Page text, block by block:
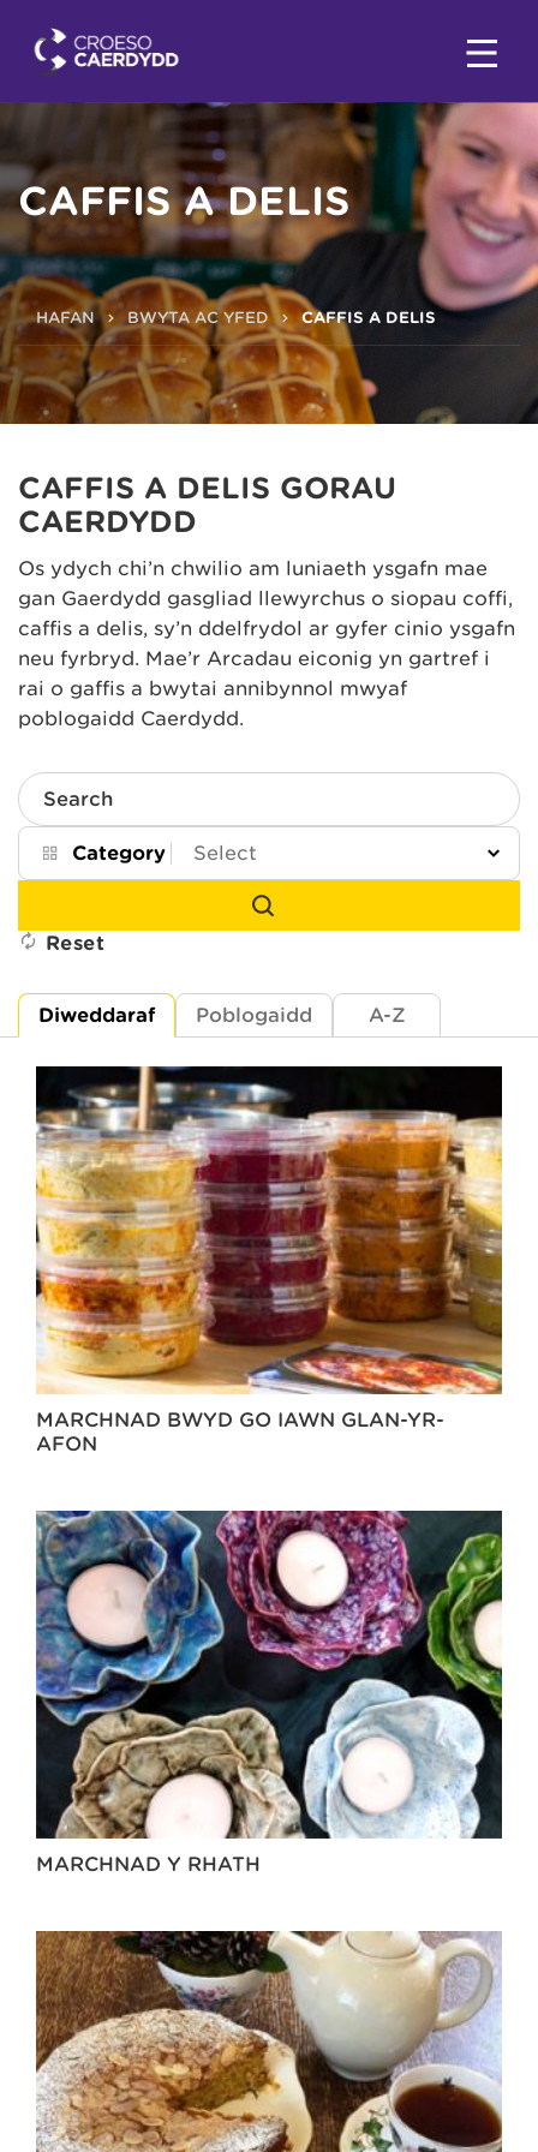
CAFFIS A DELIS
HAFAN BWYTA AC YFED CAFFIS A DELIS
CAFFIS A DELIS GORAU
CAERDYDD
Os ydych chi’n chwilio am luniaeth ysgafn mae
gan Gaerdydd gasgliad llewyrchus o siopau coffi,
caffis a delis, sy’n ddelfrydol ar gyfer cinio ysgafn
neu fyrbryd. Mae’r Arcadau eiconig yn gartref i
rai o gaffis a bwytai annibynnol mwyaf
poblogaidd Caerdydd.
Search
Category
Reset
Diweddaraf Poblogaidd A-Z
MARCHNAD BWYD GO IAWN GLAN-YR-
AFON
MARCHNAD Y RHATH